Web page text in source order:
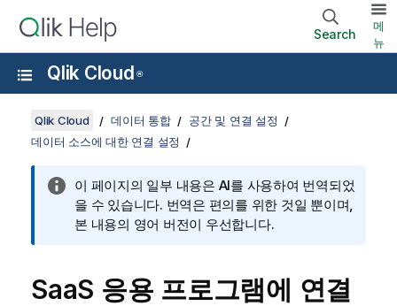
Search
메
뉴
Qlik Cloud ®
Qlik Cloud 데이터 통합
공간 및 연결 설정
데이터 소스에 대한 연결 설정
이 페이지의 일부 내용은 AI를 사용하여 번역되었
을 수 있습니다. 번역은 편의를 위한 것일 뿐이며,
본 내용의 영어 버전이 우선합니다.
SaaS 응용 프로그램에 연결